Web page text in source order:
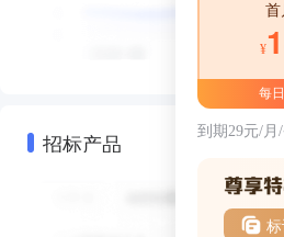
招标产品
首
¥
每
到期29元/月